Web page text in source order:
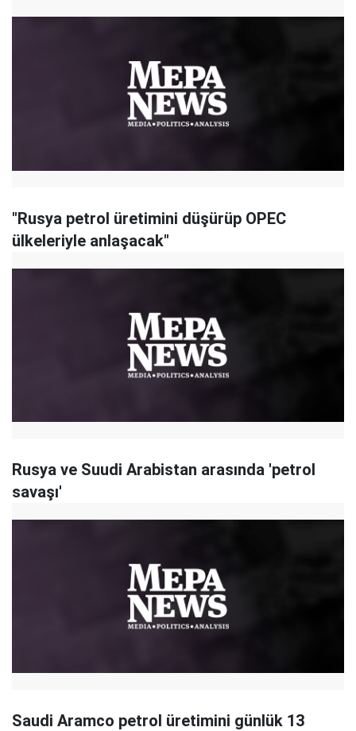
"Rusya petrol üretimini düşürüp OPEC
ülkeleriyle anlaşacak"
Rusya ve Suudi Arabistan arasında 'petrol
savaşı'
Saudi Aramco petrol üretimini günlük 13